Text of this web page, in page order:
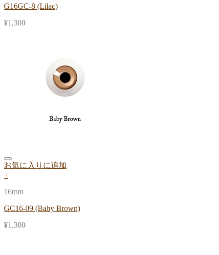
G16GC-8 (Lilac)
¥1,300
お気に入りに追加
+
16mm
GC16-09 (Baby Brown)
¥1,300